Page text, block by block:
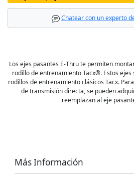
gallery
Chatear con un experto
Los ejes pasantes E-Thru te permiten
rodillo de entrenamiento Tacx®. Estos ejes
rodillos de entrenamiento clásicos Tacx.
de transmisión directa, se pueden
reemplazan al eje
Más Información
Wahoo